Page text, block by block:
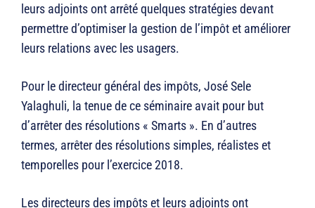
leurs adjoints ont arrêté quelques stratégies devant
permettre d’optimiser la gestion de l’impôt et améliorer
leurs relations avec les usagers.
Pour le directeur général des impôts, José Sele
Yalaghuli, la tenue de ce séminaire avait pour but
d’arrêter des résolutions « Smarts ». En d’autres
termes, arrêter des résolutions simples, réalistes et
temporelles pour l’exercice 2018.
Les directeurs des impôts et leurs adjoints ont